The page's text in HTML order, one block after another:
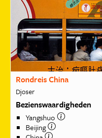
Rondreis China
Djoser
Bezienswaardigheden
Yangshuo
Beijing